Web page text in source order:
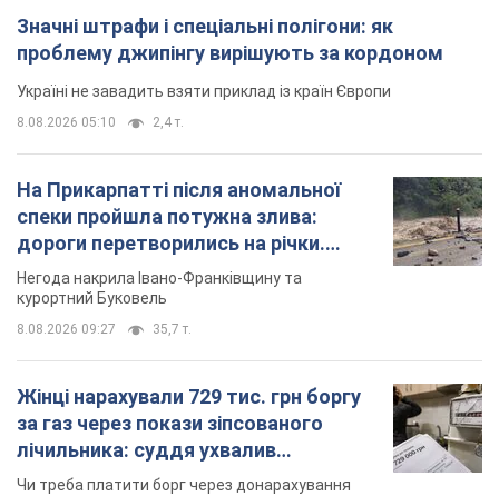
Значні штрафи і спеціальні полігони: як
проблему джипінгу вирішують за кордоном
Україні не завадить взяти приклад із країн Європи
8.08.2026 05:10 2,4 т.
На Прикарпатті після аномальної
спеки пройшла потужна злива:
дороги перетворились на річки.
Відео
Негода накрила Івано-Франківщину та
курортний Буковель
8.08.2026 09:27 35,7 т.
Жінці нарахували 729 тис. грн боргу
за газ через покази зіпсованого
лічильника: суддя ухвалив
неочікуване рішення
Чи треба платити борг через донарахування